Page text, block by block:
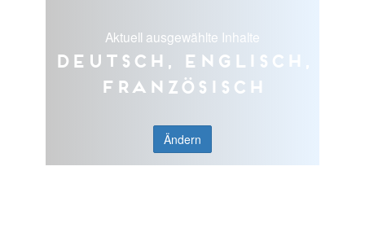
Aktuell ausgewählte Inhalte
Deutsch, Englisch,
Französisch
Ändern